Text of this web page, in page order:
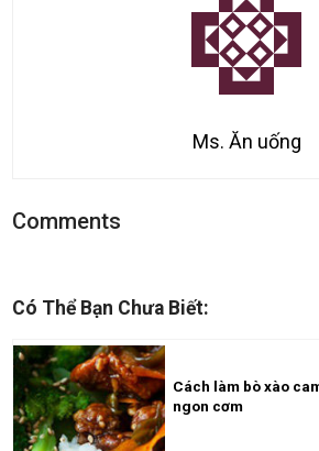
Ms. Ăn uống
Comments
Có Thể Bạn Chưa Biết:
Cách làm bò xào
ngon cơm